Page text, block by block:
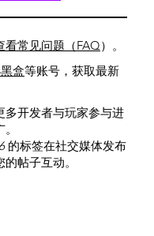
看常见问题（FAQ） 。
盒等账号，获取最新
多开发者与玩家参与进
的标签在社交媒体发布
帖子互动。